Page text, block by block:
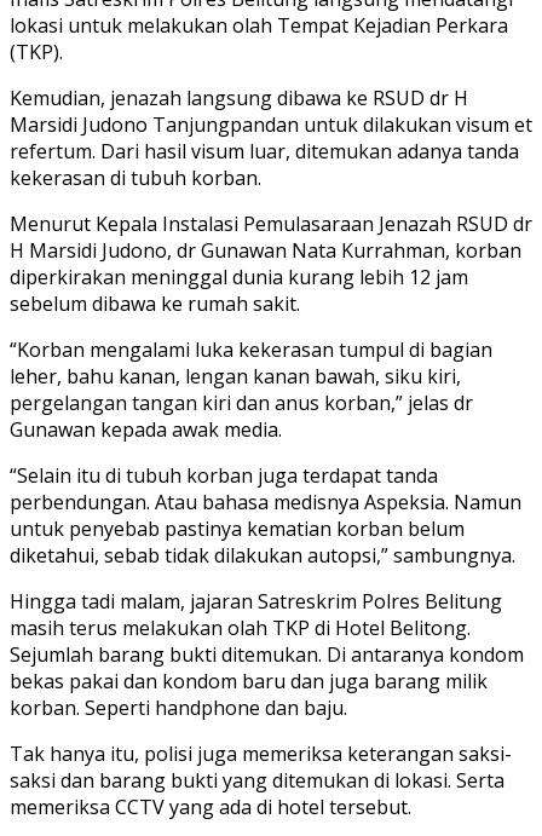
lokasi untuk melakukan olah Tempat Kejadian Perkara
(TKP).
Kemudian, jenazah langsung dibawa ke RSUD dr H
Marsidi Judono Tanjungpandan untuk dilakukan visum et
refertum. Dari hasil visum luar, ditemukan adanya tanda
kekerasan di tubuh korban.
Menurut Kepala Instalasi Pemulasaraan Jenazah RSUD dr
H Marsidi Judono, dr Gunawan Nata Kurrahman, korban
diperkirakan meninggal dunia kurang lebih 12 jam
sebelum dibawa ke rumah sakit.
“Korban mengalami luka kekerasan tumpul di bagian
leher, bahu kanan, lengan kanan bawah, siku kiri,
pergelangan tangan kiri dan anus korban,” jelas dr
Gunawan kepada awak media.
“Selain itu di tubuh korban juga terdapat tanda
perbendungan. Atau bahasa medisnya Aspeksia. Namun
untuk penyebab pastinya kematian korban belum
diketahui, sebab tidak dilakukan autopsi,” sambungnya.
Hingga tadi malam, jajaran Satreskrim Polres Belitung
masih terus melakukan olah TKP di Hotel Belitong.
Sejumlah barang bukti ditemukan. Di antaranya kondom
bekas pakai dan kondom baru dan juga barang milik
korban. Seperti handphone dan baju.
Tak hanya itu, polisi juga memeriksa keterangan saksi-
saksi dan barang bukti yang ditemukan di lokasi. Serta
memeriksa CCTV yang ada di hotel tersebut.